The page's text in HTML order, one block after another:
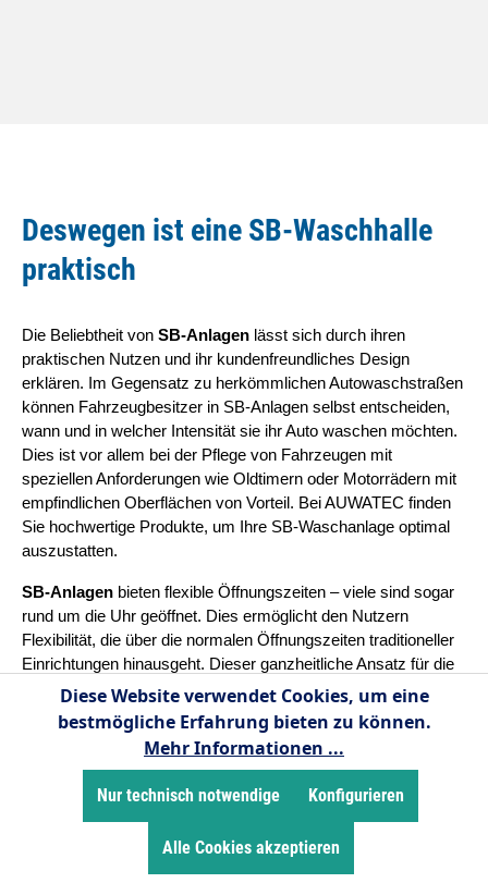
Deswegen ist eine SB-Waschhalle
praktisch
Die Beliebtheit von SB-Anlagen lässt sich durch ihren
praktischen Nutzen und ihr kundenfreundliches Design
erklären. Im Gegensatz zu herkömmlichen Autowaschstraßen
können Fahrzeugbesitzer in SB-Anlagen selbst entscheiden,
wann und in welcher Intensität sie ihr Auto waschen möchten.
Dies ist vor allem bei der Pflege von Fahrzeugen mit
speziellen Anforderungen wie Oldtimern oder Motorrädern mit
empfindlichen Oberflächen von Vorteil. Bei AUWATEC finden
Sie hochwertige Produkte, um Ihre SB-Waschanlage optimal
auszustatten.
SB-Anlagen bieten flexible Öffnungszeiten – viele sind sogar
rund um die Uhr geöffnet. Dies ermöglicht den Nutzern
Flexibilität, die über die normalen Öffnungszeiten traditioneller
Einrichtungen hinausgeht. Dieser ganzheitliche Ansatz für die
Fahrzeugwartung ist ideal für den modernen Lebensstil vieler
Menschen, die oft unter Zeitdruck stehen. Darüber hinaus sind
die Waschplätze in ihrer Gestaltung und Ausstattung sehr
flexibel gehalten. Während konventionelle Anlagen oft große
Flächen benötigen, können SB-Anlagen flexibel auf kleinem
Raum und an verschiedenen Standorten, wie Tankstellen
praktisch, sondern auch wirtschaftlich attraktiv.
Diese Website verwendet Cookies, um eine
bestmögliche Erfahrung bieten zu können.
Mehr Informationen ...
Nur technisch notwendige Konfigurieren
Alle Cookies akzeptieren